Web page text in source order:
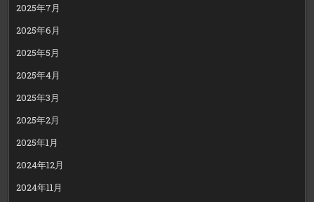
2025年7月
2025年6月
2025年5月
2025年4月
2025年3月
2025年2月
2025年1月
2024年12月
2024年11月